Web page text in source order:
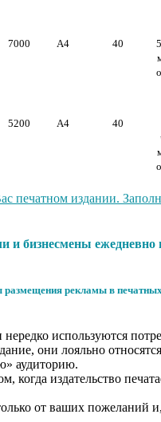
7000 А4 40
5200 А4 40
издании.
бизнесмены
рекламы в
используются
они лояльно
аудиторию.
издательство
от ваших пожеланий